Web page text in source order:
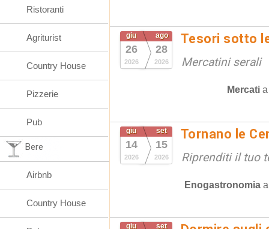
giu
26
2026
ago
28
2026
Tesori sotto
Mercatini serali
Mercati
giu
14
2026
set
15
2026
Tornano le
Riprenditi il tuo
Enogastronomia
giu set
Ristoranti
Agriturist
Country House
Pizzerie
Pub
Bere
Airbnb
Country House